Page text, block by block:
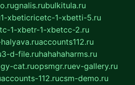
gnalis.rubulkitula.ru
1-xbeticricetc-1-xbetti-5.ru
1-xbetr-1-xbetcc-2.ru
accounts112.ru
3-d-file.ruhahahaharms.ru
cat.ruopsmgr.ruev-gallery.ru
accounts-112.rucsm-demo.ru